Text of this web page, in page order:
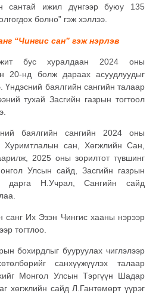
сантай ижил дүнгээр буюу 135
болно” гэж хэллээ.
“Чингис сан” гэж нэрлэв
бус хуралдаан 2024 оны
20-нд болж дараах асуудлуудыг
Үндэсний баялгийн сангийн талаар
тухай Засгийн газрын тогтоол
баялгийн сангийн 2024 оны
Хуримтлалын сан, Хөгжлийн Сан,
2025 оны зорилтот түвшинг
Улсын сайд, Засгийн газрын
дарга Н.Учрал, Сангийн сайд
санг Их Эзэн Чингис хааны нэрээр
тогтлоо.
бохирдлыг бууруулах чиглэлээр
санхүүжүүлэх талаар
Монгол Улсын Тэргүүн Шадар
хөгжлийн сайд Л.Гантөмөрт үүрэг